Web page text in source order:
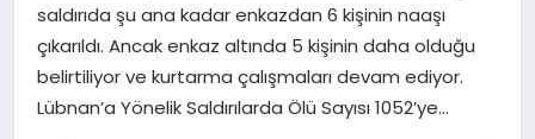
SAĞLIK
DÜNYA
saldırıda şu ana kadar enkazdan 6 kişinin naaşı
çıkarıldı. Ancak enkaz altında 5 kişinin daha olduğu
belirtiliyor ve kurtarma çalışmaları devam ediyor.
Lübnan’a Yönelik Saldırılarda Ölü Sayısı 1052’ye…